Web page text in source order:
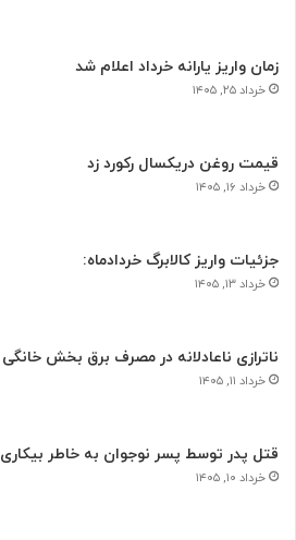
زمان واریز یارانه خرداد اعلام شد
خرداد ۲۵, ۱۴۰۵
قیمت روغن دریکسال رکورد زد
خرداد ۱۶, ۱۴۰۵
جزئیات واریز کالابرگ خردادماه:
خرداد ۱۳, ۱۴۰۵
ناترازی ناعادلانه در مصرف برق بخش خانگی
خرداد ۱۱, ۱۴۰۵
قتل پدر توسط پسر نوجوان به خاطر بیکاری
خرداد ۱۰, ۱۴۰۵